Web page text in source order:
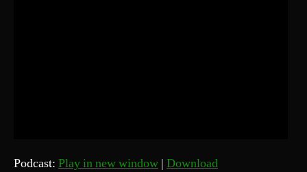
Podcast: Play in new window | Download